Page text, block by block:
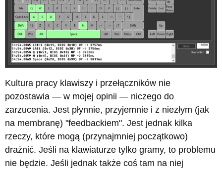
Kultura pracy klawiszy i przełączników nie
pozostawia — w mojej opinii — niczego do
zarzucenia. Jest płynnie, przyjemnie i z niezłym (jak
na membranę) "feedbackiem". Jest jednak kilka
rzeczy, które mogą (przynajmniej początkowo)
drażnić. Jeśli na klawiaturze tylko gramy, to problemu
nie będzie. Jeśli jednak także coś tam na niej